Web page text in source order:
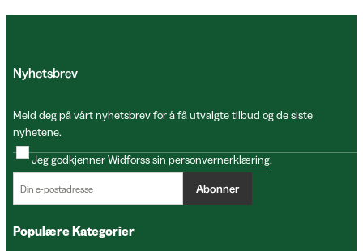
Nyhetsbrev
Meld deg på vårt nyhetsbrev for å få utvalgte tilbud og de siste
nyhetene.
Jeg godkjenner Widforss sin personvernerklæring.
Abonner
Populære Kategorier